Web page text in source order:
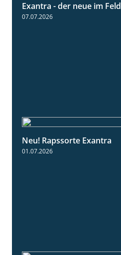
Exantra - der neue im Feld
07.07.2026
Neu! Rapssorte Exantra
01.07.2026